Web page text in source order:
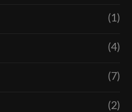
(1)
(4)
(7)
(2)